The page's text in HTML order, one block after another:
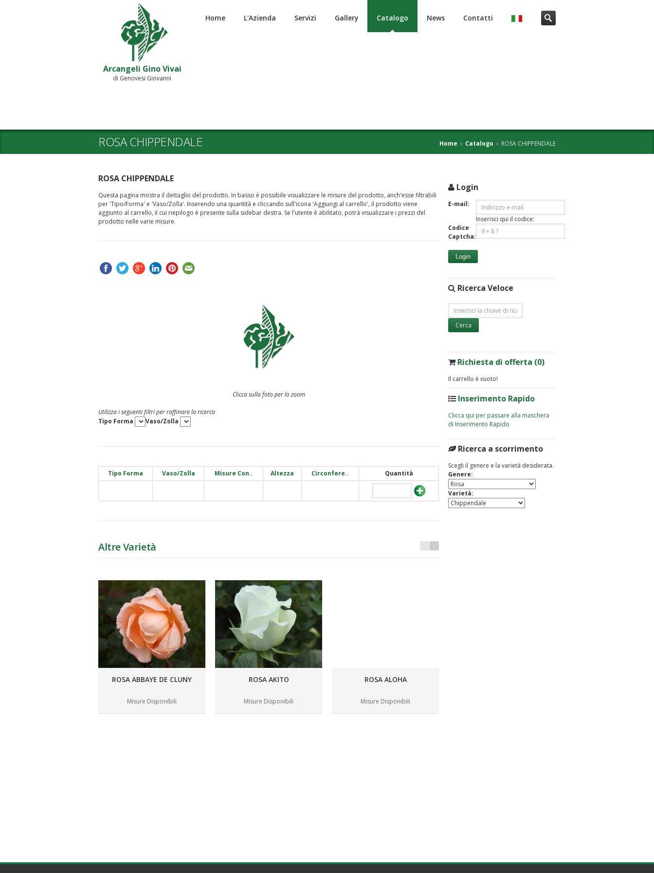
Arcangeli Gino Vivai
di Genovesi Giovanni
Home L'Azienda Servizi Gallery Catalogo News Contatti
ROSA CHIPPENDALE Home › Catalogo › ROSA CHIPPENDALE
ROSA CHIPPENDALE
Questa pagina mostra il dettaglio del prodotto. In basso è possibile visualizzare le misure del prodotto, anch'esse filtrabili
per 'Tipo/Forma' e 'Vaso/Zolla'. Inserendo una quantità e cliccando sull'icona 'Aggiungi al carrello', il prodotto viene
aggiunto al carrello, il cui riepilogo è presente sulla sidebar destra. Se l'utente è abilitato, potrà visualizzare i prezzi del
prodotto nelle varie misure.
Clicca sulla foto per lo zoom
Utilizza i seguenti filtri per raffinare la ricerca
Tipo Forma
Vaso/Zolla
Tipo Forma Vaso/Zolla Misure Con.. Altezza Circonfere.. Quantità
Altre Varietà
ROSA ABBAYE DE CLUNY
Misure Disponibili
ROSA AKITO
Misure Disponibili
ROSA ALOHA
Misure Disponibili
Login
E-mail:
Codice
Captcha:
Inserisci qui il codice:
Login
Ricerca Veloce
Richiesta di offerta (0)
Il carrello è vuoto!
Inserimento Rapido
Clicca qui per passare alla maschera
di Inserimento Rapido
Ricerca a scorrimento
Scegli il genere e la varietà desiderata.
Genere:
Varietà: